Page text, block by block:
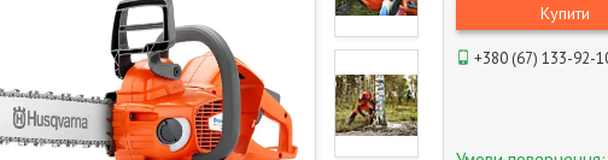
Купити
+380 (67) 133-92-